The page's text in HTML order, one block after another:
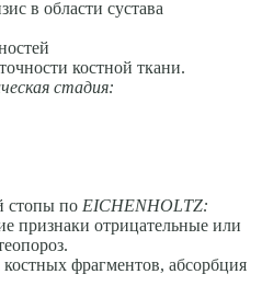
в области сустава
костной ткани.
стадия:
стопы по EICHENHOLTZ:
признаки отрицательные или
фрагментов, абсорбция